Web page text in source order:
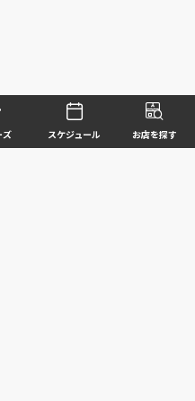
ズ スケジュール お店を探す